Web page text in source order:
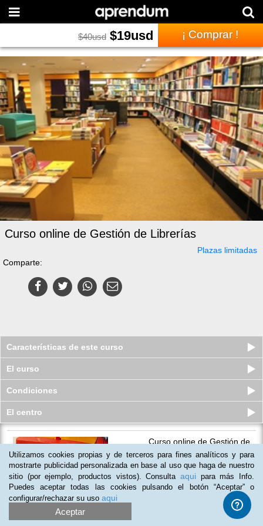
$40usd $19usd ¡ Comprar !
Curso online de Gestión de Librerías
Plazas limitadas
Comparte:
Características de este curso
El curso
Condiciones
El centro
Curso online de Gestión de
Residuos Sanitarios
Plazas limitadas
55 usd $45usd
Utilizamos cookies propias y de terceros para fines analíticos y para
mostrarte publicidad personalizada en base al uso que haga de nuestro
sitio (por ejemplo, productos vistos). Consulta aqui para más Info.
Puedes aceptar todas las cookies pulsando el botón “Aceptar” o
configurar/rechazar su uso aqui
Aceptar